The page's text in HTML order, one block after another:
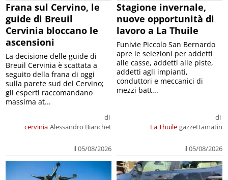
Frana sul Cervino, le
guide di Breuil
Cervinia bloccano le
ascensioni
cervinia
di
Alessandro Bianchet
il 05/08/2026
La decisione delle guide di
Breuil Cervinia è scattata a
seguito della frana di oggi
sulla parete sud del Cervino;
gli esperti raccomandano
massima at...
Stagione invernale,
nuove opportunità di
lavoro a La Thuile
La Thuile
di
gazzettamatin
il 05/08/2026
Funivie Piccolo San Bernardo
apre le selezioni per addetti
alle casse, addetti alle piste,
addetti agli impianti,
conduttori e meccanici di
mezzi batt...